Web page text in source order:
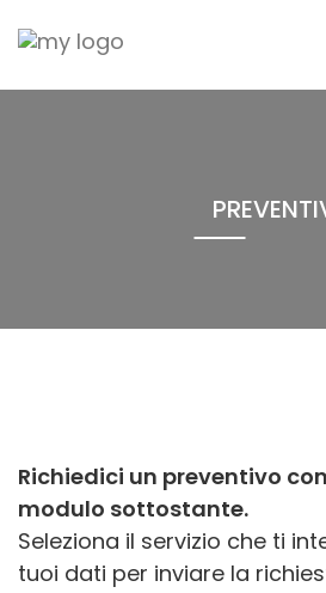
Salta al contenuto principale
Richiedici un preventivo
modulo sottostante.
Seleziona il servizio che ti
tuoi dati per inviare la